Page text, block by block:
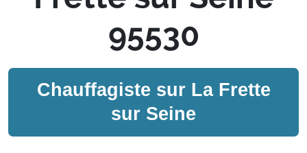
95530
Chauffagiste sur La Frette
sur Seine